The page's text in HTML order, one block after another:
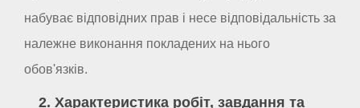
набуває відповідних прав і несе відповідальність за
належне виконання покладених на нього
обов'язків.
2. Характеристика робіт, завдання та